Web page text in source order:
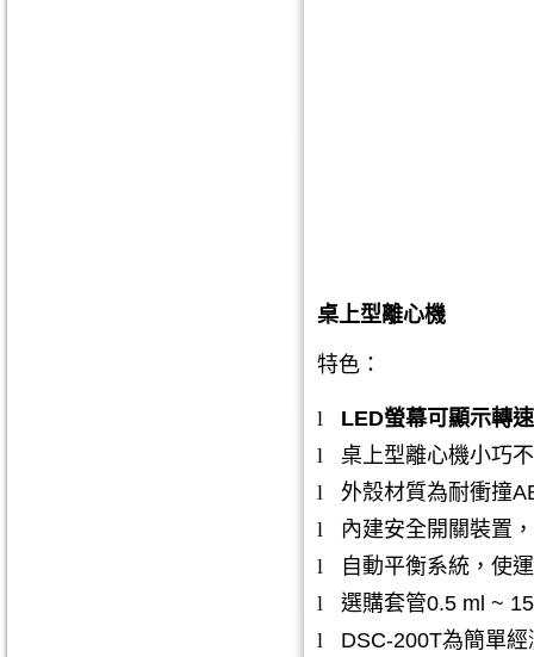
桌上型離心機
特色：
l LED螢幕可顯示轉
l
桌上型離心機小巧
l
外殼材質為耐衝撞
l
內建安全開關裝置
l
自動平衡系統，使
l
選購套管0.5 ml ~
l
DSC-200T為簡單經